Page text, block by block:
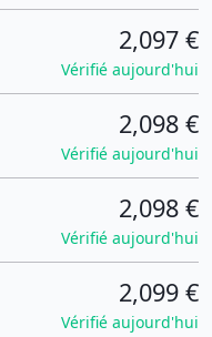
2,097 €
Vérifié aujourd'hui
2,098 €
Vérifié aujourd'hui
2,098 €
Vérifié aujourd'hui
2,099 €
Vérifié aujourd'hui